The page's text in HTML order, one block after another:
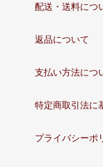
配送・送料につ
返品について
支払い方法につ
特定商取引法に
プライバシーポ